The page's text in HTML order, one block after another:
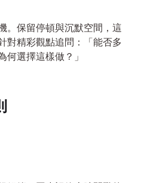
。保留停頓與沉默空間，這
對精彩觀點追問：「能否多
何選擇這樣做？」